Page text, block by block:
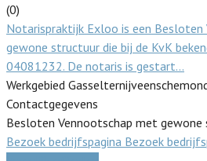
(0)
Notarispraktijk Exloo is een Besloten
gewone structuur die bij de KvK
04081232. De notaris is gestart…
Werkgebied
Contactgegevens
Besloten Vennootschap met
Bezoek bedrijfspagina Bezoek